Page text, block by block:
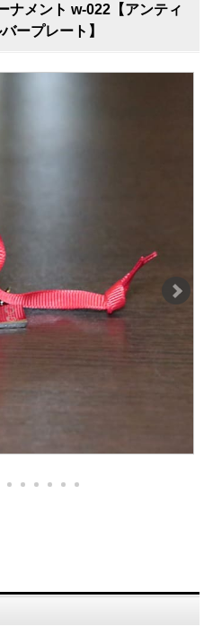
ナメント w-022【アンティ
ープレート】